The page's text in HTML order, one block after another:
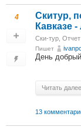
4
Скитур,
Кавказе
Ски-тур Отчет
Пишет
День
Читать далее
13